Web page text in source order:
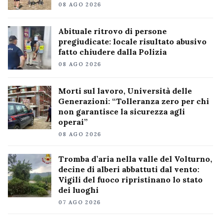
08 AGO 2026
Abituale ritrovo di persone
pregiudicate: locale risultato abusivo
fatto chiudere dalla Polizia
08 AGO 2026
Morti sul lavoro, Università delle
Generazioni: “Tolleranza zero per chi
non garantisce la sicurezza agli
operai”
08 AGO 2026
Tromba d’aria nella valle del Volturno,
decine di alberi abbattuti dal vento:
Vigili del fuoco ripristinano lo stato
dei luoghi
07 AGO 2026